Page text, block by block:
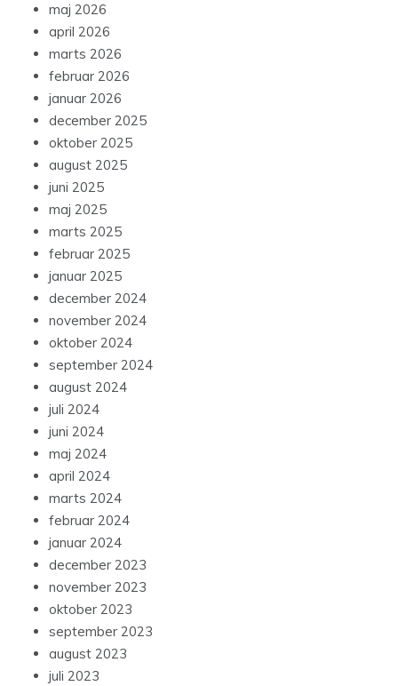
maj 2026
april 2026
marts 2026
februar 2026
januar 2026
december 2025
oktober 2025
august 2025
juni 2025
maj 2025
marts 2025
februar 2025
januar 2025
december 2024
november 2024
oktober 2024
september 2024
august 2024
juli 2024
juni 2024
maj 2024
april 2024
marts 2024
februar 2024
januar 2024
december 2023
november 2023
oktober 2023
september 2023
august 2023
juli 2023